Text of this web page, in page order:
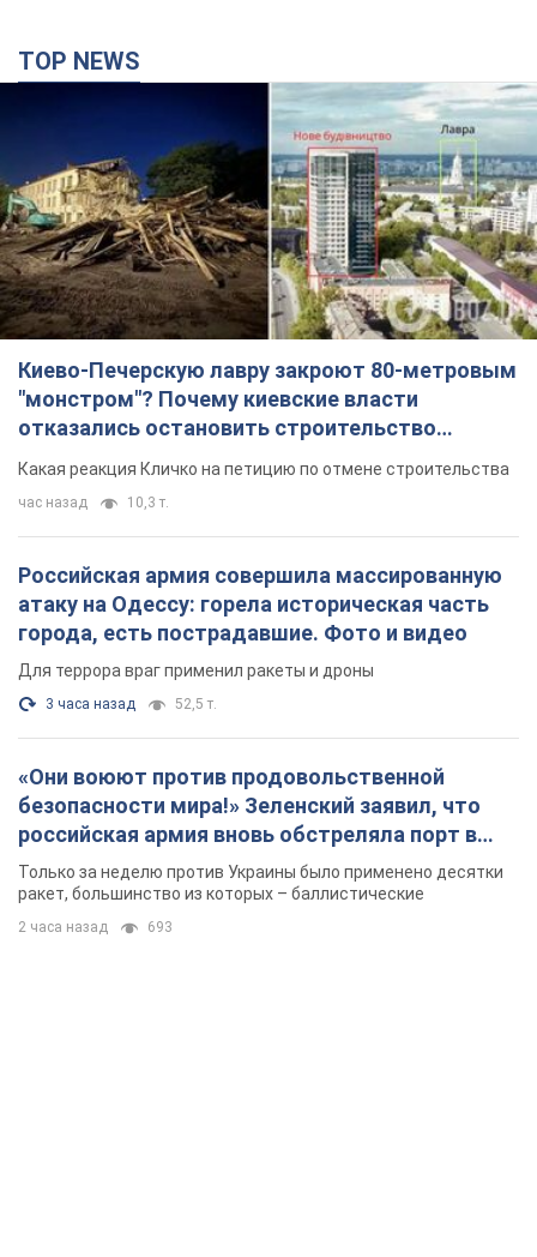
TOP NEWS
Киево-Печерскую лавру закроют 80-метровым
"монстром"? Почему киевские власти
отказались остановить строительство
небоскреба "московского верующего"
Какая реакция Кличко на петицию по отмене строительства
час назад 10,3 т.
Российская армия совершила массированную
атаку на Одессу: горела историческая часть
города, есть пострадавшие. Фото и видео
Для террора враг применил ракеты и дроны
3 часа назад 52,5 т.
«Они воюют против продовольственной
безопасности мира!» Зеленский заявил, что
российская армия вновь обстреляла порт в
Одессе
Только за неделю против Украины было применено десятки
ракет, большинство из которых – баллистические
2 часа назад 693